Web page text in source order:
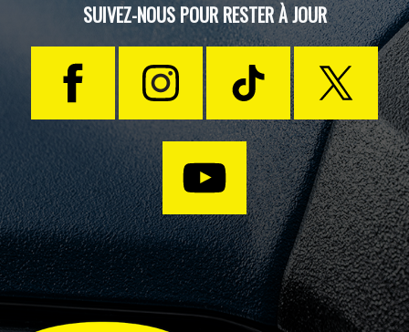
SUIVEZ-NOUS POUR RESTER À JOUR